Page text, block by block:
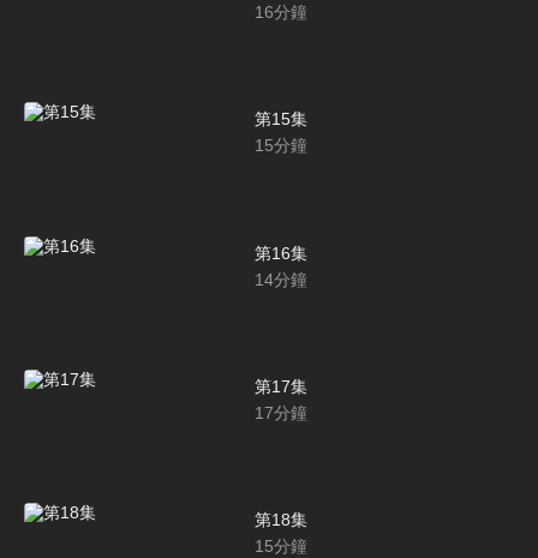
16分鐘
第15集
15分鐘
第16集
14分鐘
第17集
17分鐘
第18集
15分鐘